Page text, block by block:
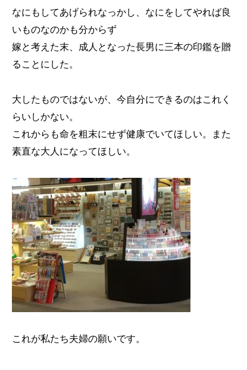
なにもしてあげられなっかし、なにをしてやれば良
いものなのかも分からず
嫁と考えた末、成人となった長男に三本の印鑑を贈
ることにした。
大したものではないが、今自分にできるのはこれく
らいしかない。
これからも命を粗末にせず健康でいてほしい。また
素直な大人になってほしい。
これが私たち夫婦の願いです。